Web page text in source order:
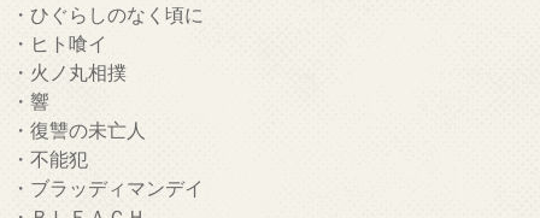
・ひぐらしのなく頃に
・ヒト喰イ
・火ノ丸相撲
・響
・復讐の未亡人
・不能犯
・ブラッディマンデイ